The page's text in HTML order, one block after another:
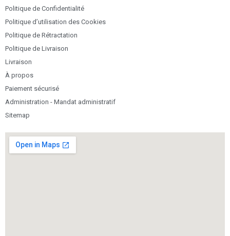
Politique de Confidentialité
Politique d’utilisation des Cookies
Politique de Rétractation
Politique de Livraison
Livraison
À propos
Paiement sécurisé
Administration - Mandat administratif
Sitemap